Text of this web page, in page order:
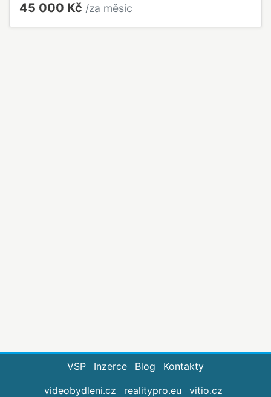
45 000 Kč /za měsíc
VSP Inzerce Blog
Kontakty
videobydleni.cz
realitypro.eu vitio.cz